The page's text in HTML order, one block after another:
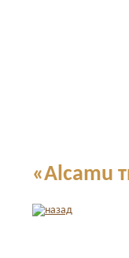
«Alcamu